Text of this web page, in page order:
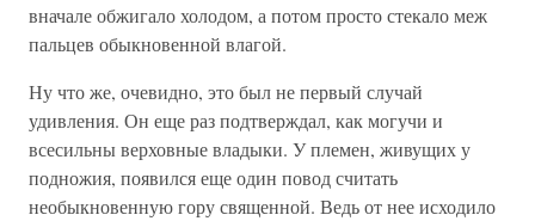
вначале обжигало холодом, а потом просто стекало меж
пальцев обыкновенной влагой.
Ну что же, очевидно, это был не первый случай
удивления. Он еще раз подтверждал, как могучи и
всесильны верховные владыки. У племен, живущих у
подножия, появился еще один повод считать
необыкновенную гору священной. Ведь от нее исходило